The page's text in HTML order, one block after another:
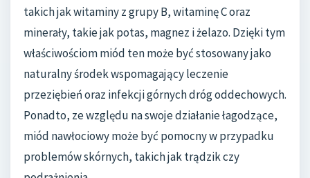
takich jak witaminy z grupy B, witaminę C oraz
minerały, takie jak potas, magnez i żelazo. Dzięki tym
właściwościom miód ten może być stosowany jako
naturalny środek wspomagający leczenie
przeziębień oraz infekcji górnych dróg oddechowych.
Ponadto, ze względu na swoje działanie łagodzące,
miód nawłociowy może być pomocny w przypadku
problemów skórnych, takich jak trądzik czy